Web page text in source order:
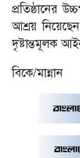
প্রতিষ্ঠানের
আশ্রয়
দৃষ্টান্তমূলক
বিকে/মান্নান